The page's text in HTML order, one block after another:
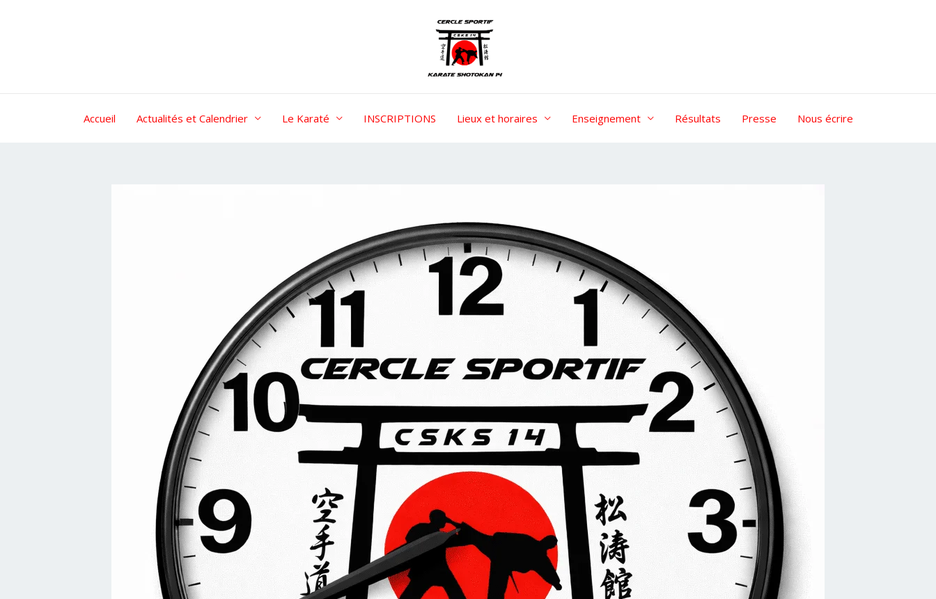
Accueil Actualités et Calendrier Le Karaté INSCRIPTIONS Lieux et horaires Enseignement Résultats Presse Nous écrire